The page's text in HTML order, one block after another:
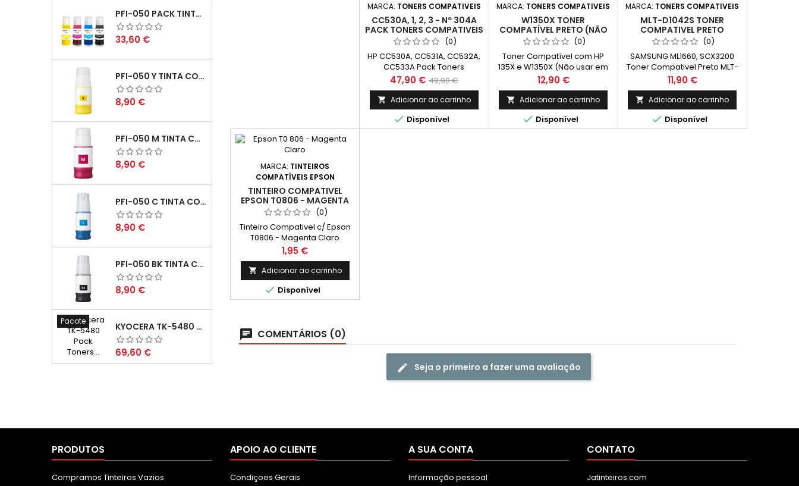
PFI-050 PACK TINTAS COMPATIVEIS
Preço
33,60 €
PFI-050 Y TINTA COMPATÍVEL AMARELO
Preço
8,90 €
PFI-050 M TINTA COMPATÍVEL MAGENTA
Preço
8,90 €
PFI-050 C TINTA COMPATÍVEL CIANO
Preço
8,90 €
PFI-050 BK TINTA COMPATÍVEL PRETA
Preço
8,90 €
Pacote KYOCERA TK-5480 PACK TONERS COMPATÍVEIS
Preço
69,60 €
MARCA: TONERS COMPATIVEIS
CC530A, 1, 2, 3 - Nº 304A
PACK TONERS COMPATIVEIS
(0)
HP CC530A, CC531A, CC532A,
CC533A Pack Toners
Compativeis HP 304A
Preço
47,90 € Preço
normal
49,90 €
 Adicionar ao carrinho
 Disponível
MARCA: TONERS COMPATIVEIS
W1350X TONER
COMPATÍVEL PRETO (NÃO
USAR EM HP+ E/OU
IMPRESSORAS DA SÉRIE E)
(0)
Toner Compatível com HP
135X e W1350X (Não usar em
HP+ e/ou impressoras da
série E) Cor: Preto Rendimento
Médio: 2.400 Páginas*
Preço
12,90 €
 Adicionar ao carrinho
 Disponível
MARCA: TONERS COMPATIVEIS
MLT-D1042S TONER
COMPATIVEL PRETO
(0)
SAMSUNG ML1660, SCX3200
Toner Compativel Preto MLT-
D1042S Capacidade: 1.500
Preço
11,90 €
 Adicionar ao carrinho
 Disponível
MARCA: TINTEIROS
COMPATÍVEIS EPSON
TINTEIRO COMPATIVEL
EPSON T0806 - MAGENTA
CLARO (0)
Tinteiro Compativel c/ Epson
T0806 - Magenta Claro
Preço
1,95 €
 Adicionar ao carrinho
 Disponível
COMENTÁRIOS (0)
Seja o primeiro a fazer uma avaliação
PRODUTOS
Compramos Tinteiros Vazios
APOIO AO CLIENTE
Condiçoes Gerais
A SUA CONTA
Informação pessoal
CONTATO
Jatinteiros.com